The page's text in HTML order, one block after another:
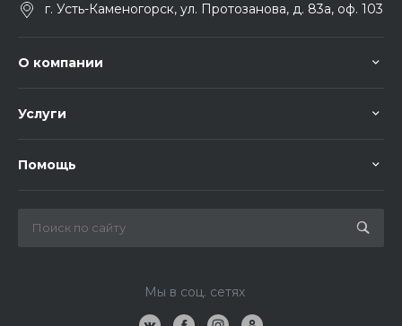
г. Усть-Каменогорск, ул. Протозанова, д. 83а, оф. 103
О компании
Услуги
Помощь
Мы в соц. сетях